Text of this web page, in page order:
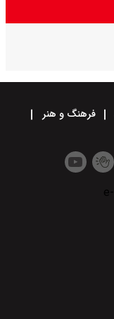
فرهنگ و هنر